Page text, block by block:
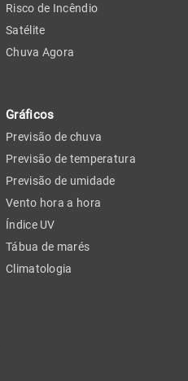
Risco de Incêndio
Satélite
Chuva Agora
Gráficos
Previsão de chuva
Previsão de temperatura
Previsão de umidade
Vento hora a hora
Índice UV
Tábua de marés
Climatologia